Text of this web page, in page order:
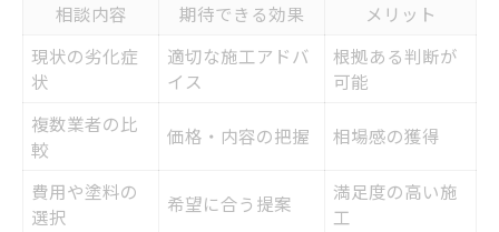
相談内容 期待できる効果
メリット
現状の劣化症
状
適切な施工アドバ
イス
根拠ある判断が
可能
複数業者の比
較
価格・内容の把握 相場感の獲得
費用や塗料の
選択
希望に合う提案
満足度の高い施
工